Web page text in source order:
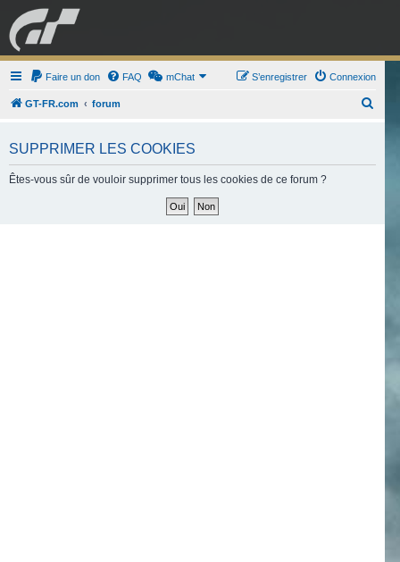
GRAN TURISMO FORUM
ESPORT BOUTIQUE
Faire un don FAQ mChat Connexion
S’enregistrer
GT-FR.com forum
h
SUPPRIMER LES COOKIES
Êtes-vous sûr de vouloir supprimer tous les cookies de ce forum ?